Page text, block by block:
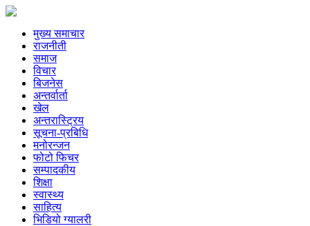
मुख्य समाचार
राजनीती
समाज
विचार
बिजनेस
अन्तर्वार्ता
खेल
अन्तरास्ट्रिय
सूचना-प्रबिधि
मनोरन्जन
फोटो फिचर
सम्पादकीय
शिक्षा
स्वास्थ्य
साहित्य
भिडियो ग्यालरी